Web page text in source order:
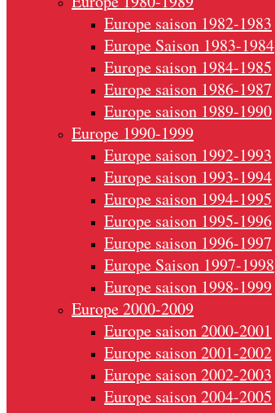
Europe saison 1982-1983
Europe Saison 1983-1984
Europe saison 1984-1985
Europe saison 1986-1987
Europe saison 1989-1990
Europe 1990-1999
Europe saison 1992-1993
Europe saison 1993-1994
Europe saison 1994-1995
Europe saison 1995-1996
Europe saison 1996-1997
Europe Saison 1997-1998
Europe saison 1998-1999
Europe 2000-2009
Europe saison 2000-2001
Europe saison 2001-2002
Europe saison 2002-2003
Europe saison 2004-2005